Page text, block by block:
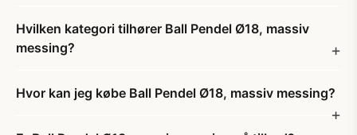
Hvilken kategori tilhører Ball Pendel Ø18, massiv
messing?
Hvor kan jeg købe Ball Pendel Ø18, massiv messing?